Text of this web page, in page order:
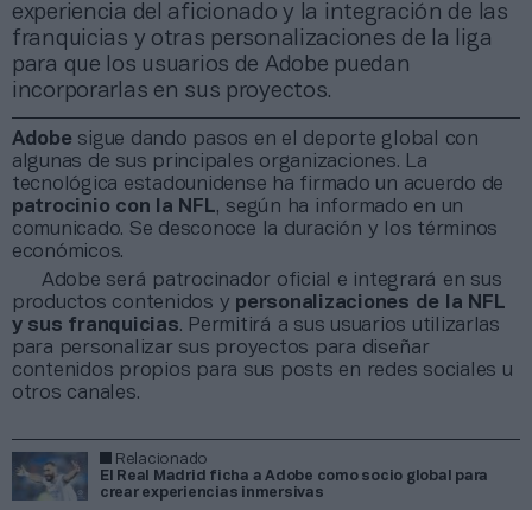
experiencia del aficionado y la integración de las
franquicias y otras personalizaciones de la liga
para que los usuarios de Adobe puedan
incorporarlas en sus proyectos.
Adobe sigue dando pasos en el deporte global con
algunas de sus principales organizaciones. La
tecnológica estadounidense ha firmado un acuerdo de
patrocinio con la NFL, según ha informado en un
comunicado. Se desconoce la duración y los términos
económicos.
Adobe será patrocinador oficial e integrará en sus
productos contenidos y personalizaciones de la NFL
y sus franquicias. Permitirá a sus usuarios utilizarlas
para personalizar sus proyectos para diseñar
contenidos propios para sus posts en redes sociales u
otros canales.
Relacionado
El Real Madrid ficha a Adobe como socio global para
crear experiencias inmersivas